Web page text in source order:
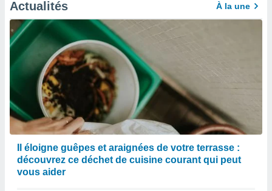
Actualités À la une
Il éloigne guêpes et araignées de votre terrasse :
découvrez ce déchet de cuisine courant qui peut
vous aider